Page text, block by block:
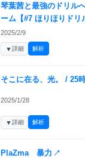
琴葉茜と最強のドリル
ーム【#7 ほりほりドリ
2025/2/9
▼詳細 解析
そこに在る、光。 / 25
2025/1/28
▼詳細 解析
PlaZma 暴力 ↗